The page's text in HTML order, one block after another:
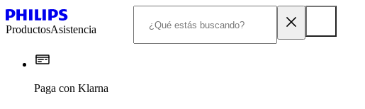
ProductosAsistencia
Paga con Klarna